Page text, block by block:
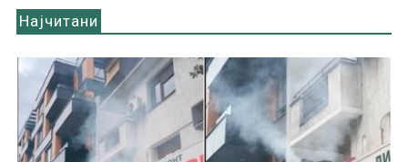
Најчитани